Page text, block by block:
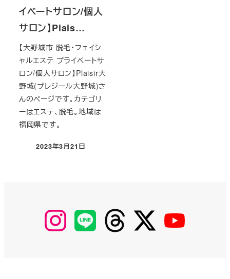
イベートサロン/個人
サロン】Plais…
【大野城市 脱毛・フェイシ
ャルエステ プライベートサ
ロン/個人サロン】Plaisir大
野城(プレジール大野城)さ
んのページです。カテゴリ
ーはエステ、脱毛。地域は
福岡県です。
投稿日
2023年3月21日
【Instagram】
MyKOBAKO
【LINE】 【threads】 【Twitter】